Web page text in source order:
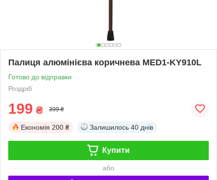
Палиця алюмінієва коричнева MED1-KY910L
Готово до відправки
Роздріб
199 ₴ 399 ₴
Економія 200 ₴ Залишилось 40 днів
Купити
або